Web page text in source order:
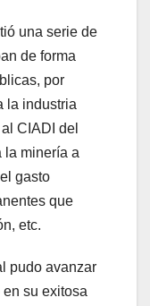
una serie de
de forma
por
la industria
CIADI del
la minería a
gasto
que
etc.
pudo avanzar
su exitosa